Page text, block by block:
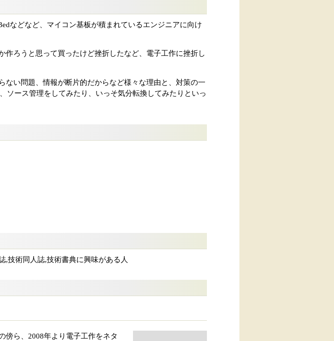
などなど、マイコン基板が積まれているエンジニアに向け
ろうと思って買ったけど挫折したなど、電子工作に挫折し
い問題、情報が断片的だからなど様々な理由と、対策の一
ソース管理をしてみたり、いっそ気分転換してみたりといっ
,技術同人誌,技術書典に興味がある人
傍ら、2008年より電子工作をネタ